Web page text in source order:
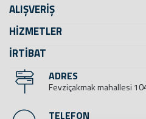
ALIŞVERİŞ
HİZMETLER
İRTİBAT
ADRES
Fevziçakmak mahallesi
TELEFON